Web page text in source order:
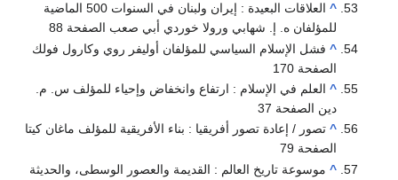
^
العلاقات البعيدة : إيران ولبنان في السنوات 500 الماضية
للمؤلفان ه. إ. شهابي ورولا خوردي أبي صعب الصفحة 88
^ فشل الإسلام السياسي للمؤلفان أوليفر روي وكارول فولك
الصفحة 170
^ العلم في الإسلام : ارتفاع وانخفاض وإحياء للمؤلف س. م.
دين الصفحة 37
^ تصور / إعادة تصور أفريقيا : بناء الأفريقية للمؤلف ماغان كيتا
الصفحة 79
^ موسوعة تاريخ العالم : القديمة والعصور الوسطى، والحديثة